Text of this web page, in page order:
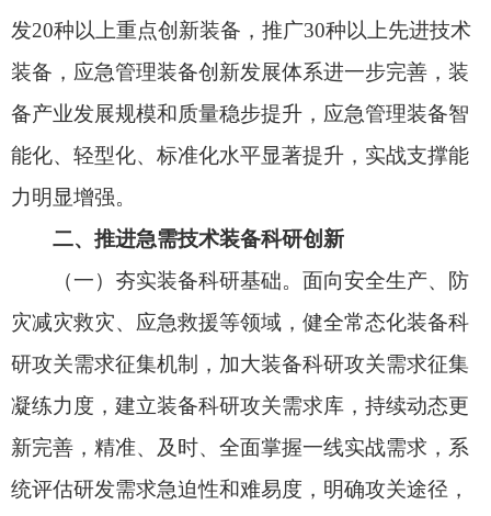
同时大力推进装备预研，强化技术储备，从源头上
提升装备科研创新质效。
（二）加强重点装备攻关。组织实施国家重点
研发计划有关重点专项、省部级重点科研项目、“揭
攻关，鼓励产学研用一体化联合攻关，探索政府采
购合作创新采购模式，推动国防工业科技成果向应
急管理领域转化，持续加大科技含量足、创新水平
高、性能指标优、应用前景好的“高、精、特、
专”装备及效率较高、价格低廉、先进适用的“小、
工智能、5G、大数据、物联网、卫星互联网、北斗
和先进计算等新技术融合创新。
（三）开展新型装备实战验证。建立常态化应